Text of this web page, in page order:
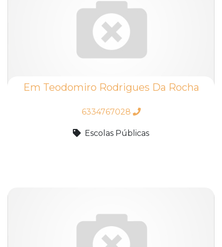
Em Teodomiro Rodrigues Da Rocha
6334767028
Escolas Públicas